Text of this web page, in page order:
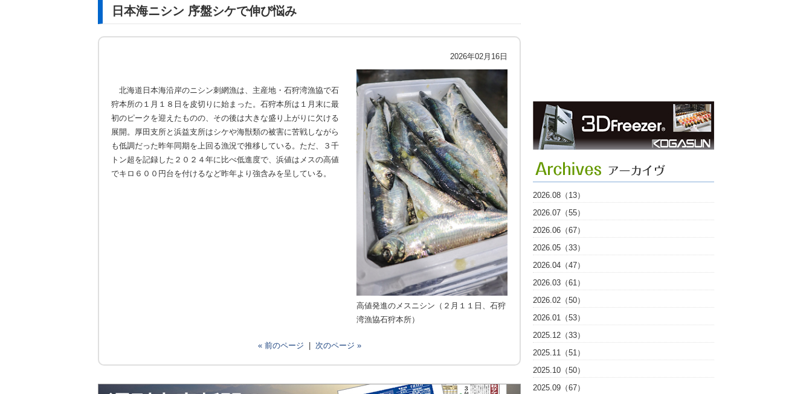
日本海ニシン 序盤シケで伸び悩み
2026年02月16日
高値発進のメスニシン（２月１１日、石狩
湾漁協石狩本所）
北海道日本海沿岸のニシン刺網漁は、主産地・石狩湾漁協で石
狩本所の１月１８日を皮切りに始まった。石狩本所は１月末に最
初のピークを迎えたものの、その後は大きな盛り上がりに欠ける
展開。厚田支所と浜益支所はシケや海獣類の被害に苦戦しながら
も低調だった昨年同期を上回る漁況で推移している。ただ、３千
トン超を記録した２０２４年に比べ低進度で、浜値はメスの高値
でキロ６００円台を付けるなど昨年より強含みを呈している。
« 前のページ 次のページ »
2026.08（13）
2026.07（55）
2026.06（67）
2026.05（33）
2026.04（47）
2026.03（61）
2026.02（50）
2026.01（53）
2025.12（33）
2025.11（51）
2025.10（50）
2025.09（67）